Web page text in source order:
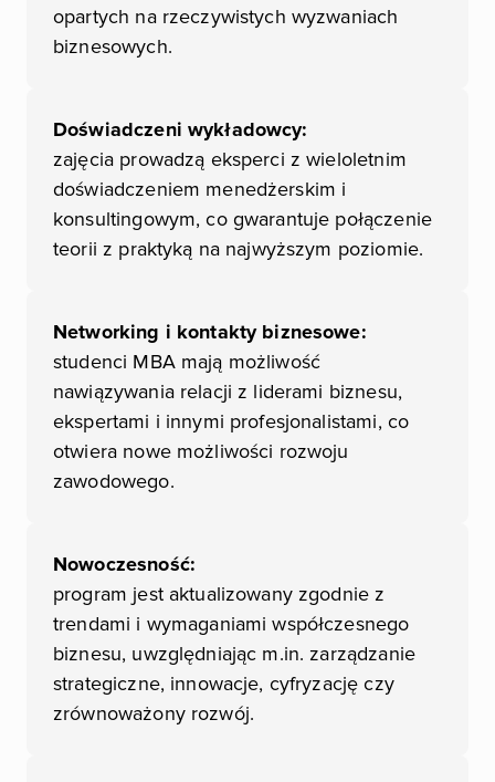
opartych na rzeczywistych wyzwaniach
biznesowych.
Doświadczeni wykładowcy:
zajęcia prowadzą eksperci z wieloletnim
doświadczeniem menedżerskim i
konsultingowym, co gwarantuje połączenie
teorii z praktyką na najwyższym poziomie.
Networking i kontakty biznesowe:
studenci MBA mają możliwość
nawiązywania relacji z liderami biznesu,
ekspertami i innymi profesjonalistami, co
otwiera nowe możliwości rozwoju
zawodowego.
Nowoczesność:
program jest aktualizowany zgodnie z
trendami i wymaganiami współczesnego
biznesu, uwzględniając m.in. zarządzanie
strategiczne, innowacje, cyfryzację czy
zrównoważony rozwój.